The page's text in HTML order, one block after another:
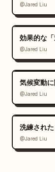
@Jared Liu
効果的な
@Jared Liu
気候変動
@Jared Liu
洗練され
@Jared Liu